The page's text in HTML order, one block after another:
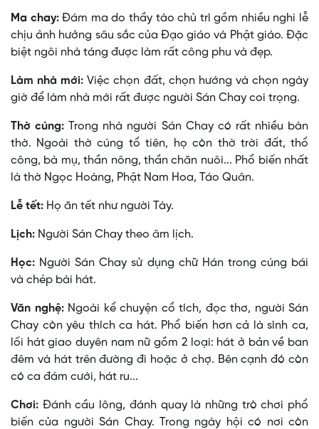
Ma chay:Ðám ma do thầy tào chủ trì gồm nhiều nghi lễ
chịu ảnh hưởng sâu sắc của Ðạo giáo và Phật giáo. Ðặc
biệt ngôi nhà táng được làm rất công phu và đẹp.
Làm nhà mới:Việc chọn đất, chọn hướng và chọn ngày
giờ để làm nhà mới rất được người Sán Chay coi trọng.
Thờ cúng:Trong nhà người Sán Chay có rất nhiều bàn
thờ. Ngoài thờ cúng tổ tiên, họ còn thờ trời đất, thổ
công, bà mụ, thần nông, thần chăn nuôi... Phổ biến nhất
là thờ Ngọc Hoàng, Phật Nam Hoa, Táo Quân.
Lễ tết: Họ ăn tết như người Tày.
Lịch: Người Sán Chay theo âm lịch.
Học: Người Sán Chay sử dụng chữ Hán trong cúng bái
và chép bài hát.
Văn nghệ: Ngoài kể chuyện cổ tích, đọc thơ, người Sán
Chay còn yêu thích ca hát. Phổ biến hơn cả là sình ca,
lối hát giao duyên nam nữ gồm 2 loại: hát ở bản về ban
đêm và hát trên đường đi hoặc ở chợ. Bên cạnh đó còn
có ca đám cưới, hát ru...
Chơi: Ðánh cầu lông, đánh quay là những trò chơi phổ
biến của người Sán Chay. Trong ngày hội có nơi còn